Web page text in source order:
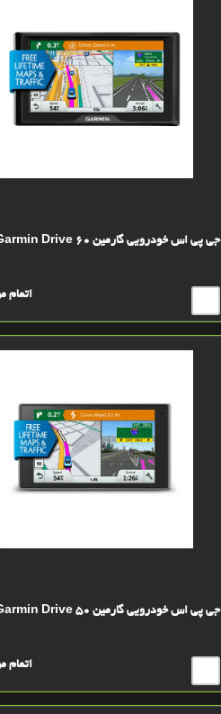
جی پی اس خودرویی گارمین Garmin Drive 60
اتمام
جی پی اس خودرویی گارمین Garmin Drive 50
اتمام